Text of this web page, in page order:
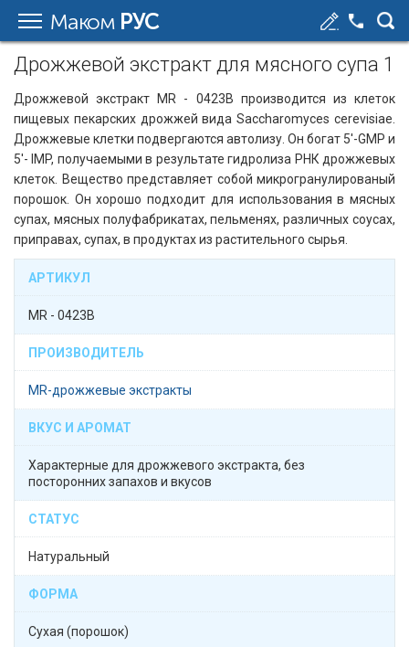
Маком РУС
Дрожжевой экстракт для мясного супа 1
Дрожжевой экстракт MR - 0423B производится из клеток
пищевых пекарских дрожжей вида Saccharomyces cerevisiae.
Дрожжевые клетки подвергаются автолизу. Он богат 5'-GMP и
5'- IMP, получаемыми в результате гидролиза РНК дрожжевых
клеток. Вещество представляет собой микрогранулированый
порошок. Он хорошо подходит для использования в мясных
супах, мясных полуфабрикатах, пельменях, различных соусах,
приправах, супах, в продуктах из растительного сырья.
АРТИКУЛ
MR - 0423B
ПРОИЗВОДИТЕЛЬ
MR-дрожжевые экстракты
ВКУС И АРОМАТ
Характерные для дрожжевого экстракта, без
посторонних запахов и вкусов
СТАТУС
Натуральный
ФОРМА
Сухая (порошок)